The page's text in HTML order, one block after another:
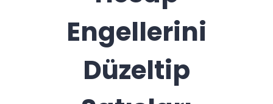
Engellerini
Düzeltip